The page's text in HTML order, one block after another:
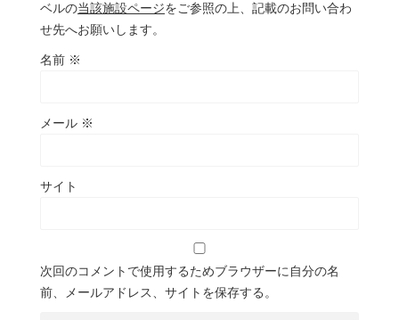
ベルの当該施設ページをご参照の上、記載のお問い合わ
せ先へお願いします。
名前 ※
メール ※
サイト
次回のコメントで使用するためブラウザーに自分の名
前、メールアドレス、サイトを保存する。